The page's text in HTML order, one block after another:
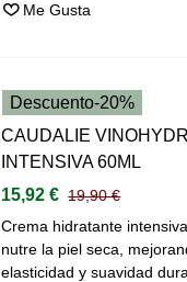
Me Gusta
Descuento-20%
CAUDALIE
INTENSIVA 60ML
15,92 € 19,90 €
Crema hidratante
nutre la piel seca,
elasticidad y suavidad